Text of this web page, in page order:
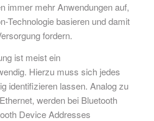
immer mehr Anwendungen auf,
Technologie basieren und damit
fordern.
ist meist ein
Hierzu muss sich jedes
identifizieren lassen. Analog zu
werden bei Bluetooth
Device Addresses